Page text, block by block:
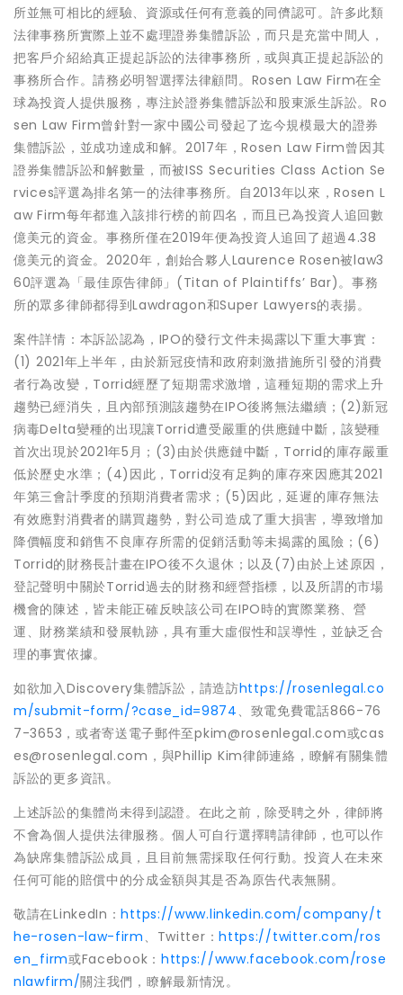
所並無可相比的經驗、資源或任何有意義的同儕認可。許多此類
法律事務所實際上並不處理證券集體訴訟，而只是充當中間人，
把客戶介紹給真正提起訴訟的法律事務所，或與真正提起訴訟的
事務所合作。請務必明智選擇法律顧問。Rosen Law Firm在全
球為投資人提供服務，專注於證券集體訴訟和股東派生訴訟。Ro
sen Law Firm曾針對一家中國公司發起了迄今規模最大的證券
集體訴訟，並成功達成和解。2017年，Rosen Law Firm曾因其
證券集體訴訟和解數量，而被ISS Securities Class Action Se
rvices評選為排名第一的法律事務所。自2013年以來，Rosen L
aw Firm每年都進入該排行榜的前四名，而且已為投資人追回數
億美元的資金。事務所僅在2019年便為投資人追回了超過4.38
億美元的資金。2020年，創始合夥人Laurence Rosen被law3
60評選為「最佳原告律師」(Titan of Plaintiffs’ Bar)。事務
所的眾多律師都得到Lawdragon和Super Lawyers的表揚。
案件詳情：本訴訟認為，IPO的發行文件未揭露以下重大事實：
(1) 2021年上半年，由於新冠疫情和政府刺激措施所引發的消費
者行為改變，Torrid經歷了短期需求激增，這種短期的需求上升
趨勢已經消失，且內部預測該趨勢在IPO後將無法繼續；(2)新冠
病毒Delta變種的出現讓Torrid遭受嚴重的供應鏈中斷，該變種
首次出現於2021年5月；(3)由於供應鏈中斷，Torrid的庫存嚴重
低於歷史水準；(4)因此，Torrid沒有足夠的庫存來因應其2021
年第三會計季度的預期消費者需求；(5)因此，延遲的庫存無法
有效應對消費者的購買趨勢，對公司造成了重大損害，導致增加
降價幅度和銷售不良庫存所需的促銷活動等未揭露的風險；(6)
Torrid的財務長計畫在IPO後不久退休；以及(7)由於上述原因，
登記聲明中關於Torrid過去的財務和經營指標，以及所謂的市場
機會的陳述，皆未能正確反映該公司在IPO時的實際業務、營
運、財務業績和發展軌跡，具有重大虛假性和誤導性，並缺乏合
理的事實依據。
如欲加入Discovery集體訴訟，請造訪https://rosenlegal.co
m/submit-form/?case_id=9874 、致電免費電話866-76
7-3653，或者寄送電子郵件至pkim@rosenlegal.com或cas
es@rosenlegal.com，與Phillip Kim律師連絡，瞭解有關集體
訴訟的更多資訊。
上述訴訟的集體尚未得到認證。在此之前，除受聘之外，律師將
不會為個人提供法律服務。個人可自行選擇聘請律師，也可以作
為缺席集體訴訟成員，且目前無需採取任何行動。投資人在未來
任何可能的賠償中的分成金額與其是否為原告代表無關。
敬請在LinkedIn：https://www.linkedin.com/company/t
he-rosen-law-firm 、Twitter：https://twitter.com/ros
en_firm或Facebook： https://www.facebook.com/rose
nlawfirm/關注我們，瞭解最新情況。